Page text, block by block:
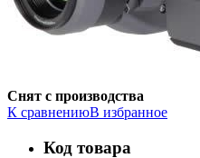
Снят с производства
К сравнениюВ избранное
Код товара